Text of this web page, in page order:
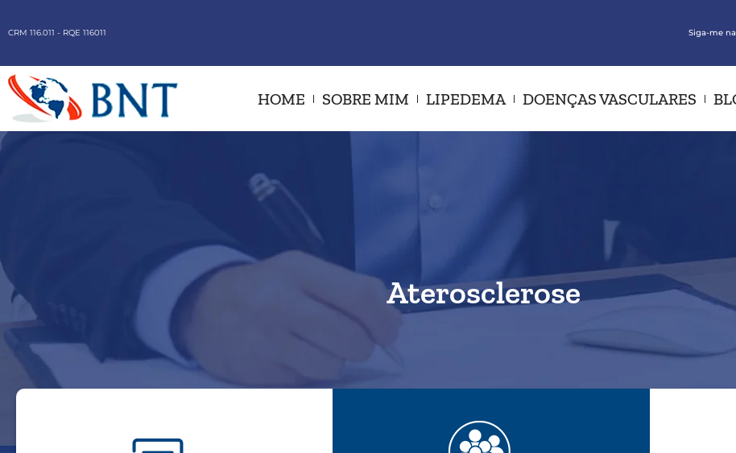
CRM 116.011 - RQE 116011 Siga-me
HOME SOBRE MIM LIPEDEMA DOENÇAS VASCULARES
Aterosclerose